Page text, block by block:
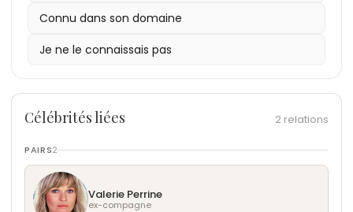
Connu dans son domaine
Je ne le connaissais pas
Célébrités liées 2 relations
PAIRS2
Valerie Perrine
ex-compagne